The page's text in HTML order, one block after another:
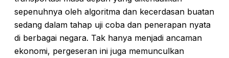
sepenuhnya oleh algoritma dan kecerdasan buatan
sedang dalam tahap uji coba dan penerapan nyata
di berbagai negara. Tak hanya menjadi ancaman
ekonomi, pergeseran ini juga memunculkan